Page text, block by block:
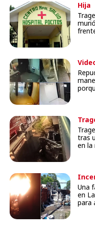
Hija
tras
en la
Una
en
para